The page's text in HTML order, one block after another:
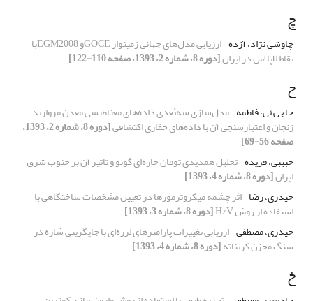
چ
چاوشی نژاد، آزده ارزیابی مدل‌های جهانی زمینوار GOCEو EGM2008با
نقاط لاپلاس در ایران[دوره 8، شماره 2، 1393، صفحه 110-122]
ح
حاجی ئی، فاطمه مدل‌سازی سه‌بُعدی داده‌های مغناطیسی معدن مروارید
زنجان و اعتبارسنجی آن با داده‌های حفاری اکتشافی [دوره 8، شماره 2، 1393،
صفحه 56-69]
حبیبی، فریده تحلیل همدیدی توفان حاره‌ای گونو و تاثیر آن بر جنوب‌ شرق
ایران[دوره 8، شماره 4، 1393]
حیدری، رضا اثر چشمه میکروترمورها در تعیین مشخصات ساختگاهی با
استفاده از روش H/V
[دوره 8، شماره 3، 1393]
حیدری، مصطفی ارزیابی تغییرات پارامترهای لرزه‌‌ای با جایگزینی شاره‌‌ در
سنگ مخزن کربناته[دوره 8، شماره 4، 1393]
خ